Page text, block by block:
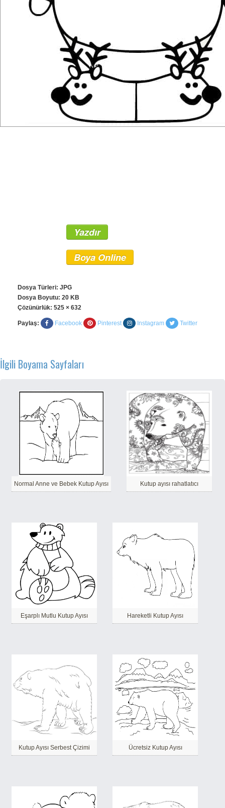
Yazdır
Boya Online
Dosya Türleri: JPG
Dosya Boyutu: 20 KB
Çözünürlük: 525 × 632
Paylaş: Facebook Pinterest Instagram Twitter
İlgili Boyama Sayfaları
Normal Anne ve Bebek Kutup Ayısı Kutup ayısı rahatlatıcı
Eşarplı Mutlu Kutup Ayısı Hareketli Kutup Ayısı
Kutup Ayısı Serbest Çizimi Ücretsiz Kutup Ayısı